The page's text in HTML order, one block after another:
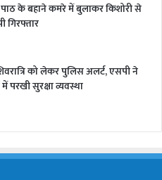
के बहाने कमरे में बुलाकर किशोरी से
गिरफ्तार
को लेकर पुलिस अलर्ट, एसपी ने
में परखी सुरक्षा व्यवस्था